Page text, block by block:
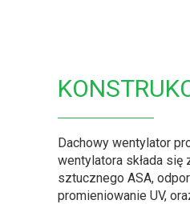
Dachowy wentylator
wentylatora składa
sztucznego ASA,
promieniowanie UV,